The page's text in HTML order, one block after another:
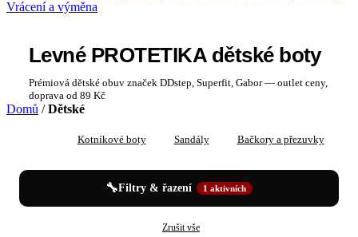
Vrácení a výměna
Levné PROTETIKA dětské boty
Prémiová dětské obuv značek DDstep, Superfit, Gabor — outlet ceny,
doprava od 89 Kč
Domů / Dětské
Kotníkové boty Sandály Bačkory a přezuvky
🔧Filtry & řazení 1 aktivních
Zrušit vše